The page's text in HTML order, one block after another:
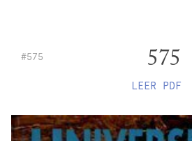
#575 575
LEER PDF